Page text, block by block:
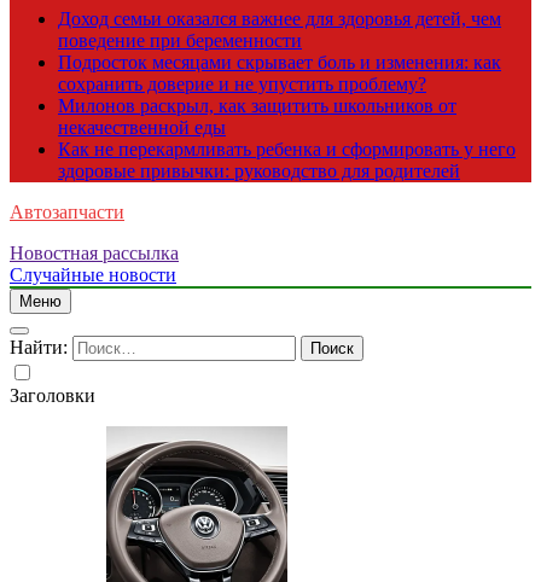
Доход семьи оказался важнее для здоровья детей, чем
поведение при беременности
Подросток месяцами скрывает боль и изменения: как
сохранить доверие и не упустить проблему?
Милонов раскрыл, как защитить школьников от
некачественной еды
Как не перекармливать ребенка и сформировать у него
здоровые привычки: руководство для родителей
Автозапчасти
Новостная рассылка
Случайные новости
Меню
Найти:
Заголовки